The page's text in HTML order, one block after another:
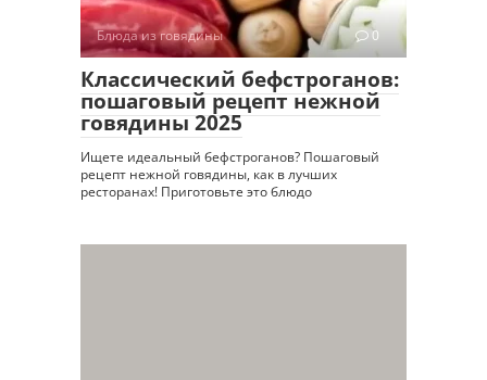
Блюда из говядины 0
Классический бефстроганов:
пошаговый рецепт нежной
говядины 2025
Ищете идеальный бефстроганов? Пошаговый
рецепт нежной говядины, как в лучших
ресторанах! Приготовьте это блюдо